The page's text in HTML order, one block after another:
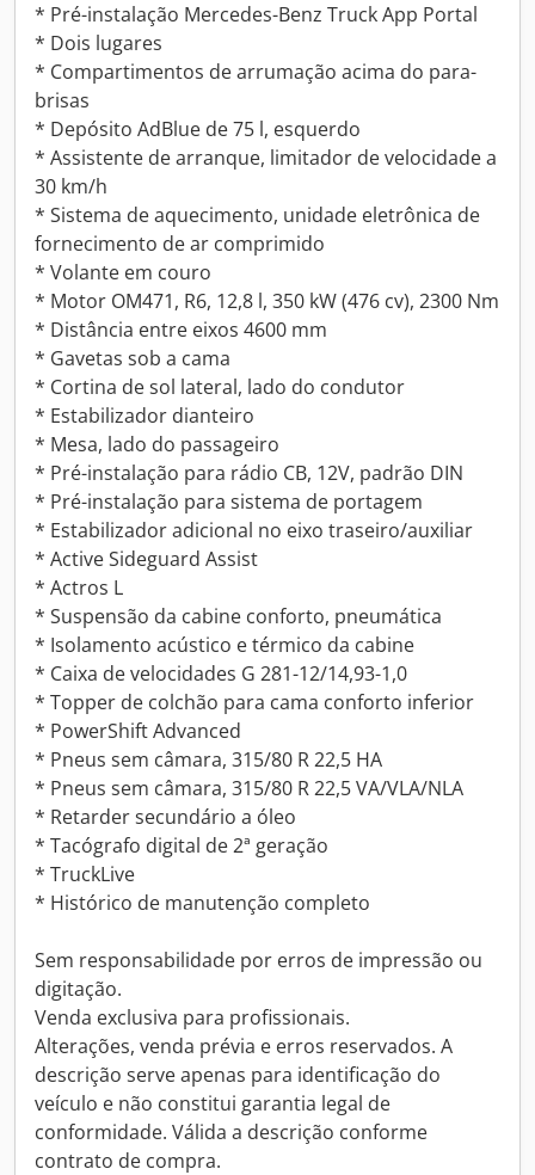
* Pré-instalação Mercedes-Benz Truck App Portal
* Dois lugares
* Compartimentos de arrumação acima do para-
brisas
* Depósito AdBlue de 75 l, esquerdo
* Assistente de arranque, limitador de velocidade a
30 km/h
* Sistema de aquecimento, unidade eletrônica de
fornecimento de ar comprimido
* Volante em couro
* Motor OM471, R6, 12,8 l, 350 kW (476 cv), 2300 Nm
* Distância entre eixos 4600 mm
* Gavetas sob a cama
* Cortina de sol lateral, lado do condutor
* Estabilizador dianteiro
* Mesa, lado do passageiro
* Pré-instalação para rádio CB, 12V, padrão DIN
* Pré-instalação para sistema de portagem
* Estabilizador adicional no eixo traseiro/auxiliar
* Active Sideguard Assist
* Actros L
* Suspensão da cabine conforto, pneumática
* Isolamento acústico e térmico da cabine
* Caixa de velocidades G 281-12/14,93-1,0
* Topper de colchão para cama conforto inferior
* PowerShift Advanced
* Pneus sem câmara, 315/80 R 22,5 HA
* Pneus sem câmara, 315/80 R 22,5 VA/VLA/NLA
* Retarder secundário a óleo
* Tacógrafo digital de 2ª geração
* TruckLive
* Histórico de manutenção completo
Sem responsabilidade por erros de impressão ou
digitação.
Venda exclusiva para profissionais.
Alterações, venda prévia e erros reservados. A
descrição serve apenas para identificação do
veículo e não constitui garantia legal de
conformidade. Válida a descrição conforme
contrato de compra.